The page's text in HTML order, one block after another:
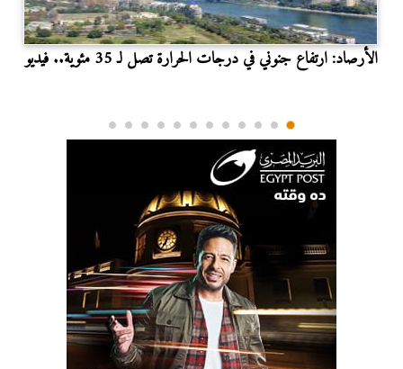
الأرصاد: ارتفاع جنوني في درجات الحرارة تصل لـ 35 مئوية.. فيديو